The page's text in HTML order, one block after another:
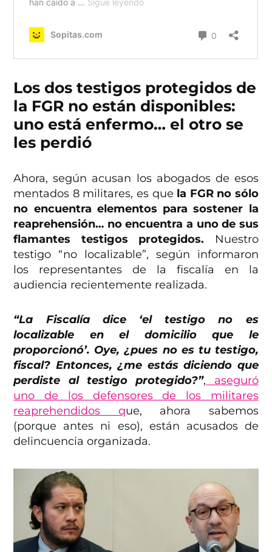
Los dos testigos protegidos de
la FGR no están disponibles:
uno está enfermo… el otro se
les perdió
Ahora, según acusan los abogados de esos
mentados 8 militares, es que la FGR no sólo
no encuentra elementos para sostener la
reaprehensión… no encuentra a uno de sus
flamantes testigos protegidos. Nuestro
testigo “no localizable”, según informaron
los representantes de la fiscalía en la
audiencia recientemente realizada.
“La Fiscalía dice ‘el testigo no es
localizable en el domicilio que le
proporcionó’. Oye, ¿pues no es tu testigo,
fiscal? Entonces, ¿me estás diciendo que
perdiste al testigo protegido?”, aseguró
uno de los defensores de los militares
reaprehendidos que, ahora sabemos
(porque antes ni eso), están acusados de
delincuencia organizada.